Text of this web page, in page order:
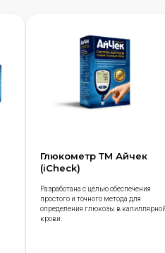
Глюкометр ТМ Айчек
(iCheck)
Разработана с целью обеспечения
простого и точного метода для
определения глюкозы в
крови.